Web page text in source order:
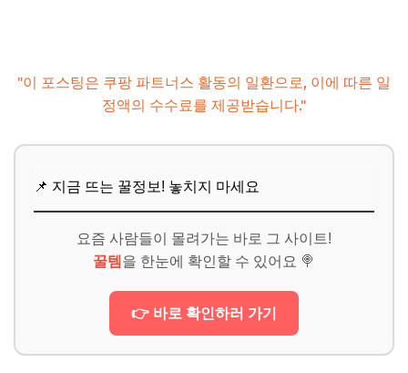
"이 포스팅은 쿠팡 파트너스 활동의 일환으로, 이에 따른 일
정액의 수수료를 제공받습니다."
📌 지금 뜨는 꿀정보! 놓치지 마세요
요즘 사람들이 몰려가는 바로 그 사이트!
꿀템 을 한눈에 확인할 수 있어요 🍭
👉 바로 확인하러 가기